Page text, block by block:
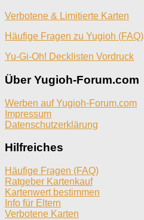
Verbotene & Limitierte Karten
Häufige Fragen zu Yugioh (FAQ)
Yu-Gi-Oh! Decklisten Vordruck
Über Yugioh-Forum.com
Werben auf Yugioh-Forum.com
Impressum
Datenschutzerklärung
Hilfreiches
Häufige Fragen (FAQ)
Ratgeber Kartenkauf
Kartenwert bestimmen
Info für Eltern
Verbotene Karten